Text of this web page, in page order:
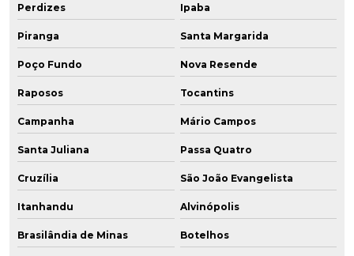
Perdizes Ipaba
Piranga Santa Margarida
Poço Fundo Nova Resende
Raposos Tocantins
Campanha Mário Campos
Santa Juliana Passa Quatro
Cruzília São João Evangelista
Itanhandu Alvinópolis
Brasilândia de Minas Botelhos